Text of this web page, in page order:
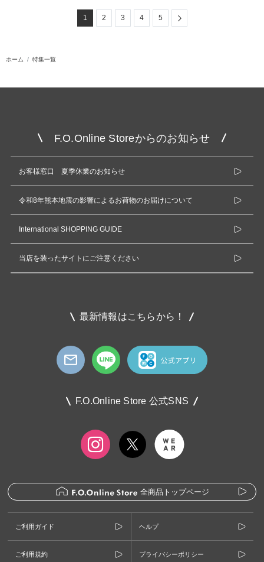
1 2 3 4 5 Next
ホーム 特集一覧
F.O.Online Storeからのお知らせ
お客様窓口 夏季休業のお知らせ
令和8年熊本地震の影響によるお荷物のお届けについて
International SHOPPING GUIDE
当店を装ったサイトにご注意ください
最新情報はこちらから！
F.O.Online Store 公式SNS
全商品トップページ
ご利用ガイド ヘルプ
ご利用規約 プライバシーポリシー